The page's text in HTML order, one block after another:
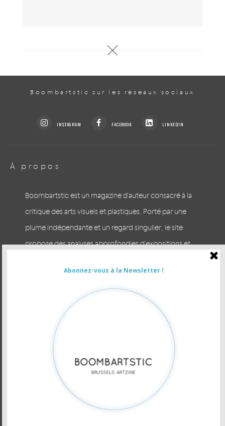
Boombartstic sur les réseaux sociaux
INSTAGRAM FACEBOOK LINKEDIN
À propos
Boombartstic est un magazine d'auteur consacré à la
critique des arts visuels et plastiques. Porté par une
plume indépendante et un regard singulier, le site
propose des analyses approfondies d'expositions et
CONTACTER LA RÉDACTION
VOUS ÊTES ANNONCEUR
Newsletter